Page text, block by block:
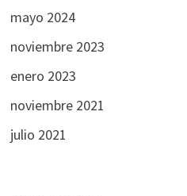
mayo 2024
noviembre 2023
enero 2023
noviembre 2021
julio 2021